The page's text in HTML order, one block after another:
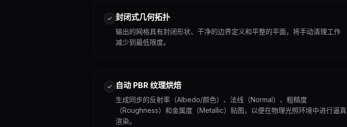
封闭式几何拓扑
输出的网格具有封闭形状、干净的边界定义和平整的平面，将手动清理工作
减少到最低限度。
自动 PBR 纹理烘焙
生成同步的反射率（Albedo/颜色）、法线（Normal）、粗糙度
（Roughness）和金属度（Metallic）贴图，以便在物理光照环境中进行逼真
渲染。